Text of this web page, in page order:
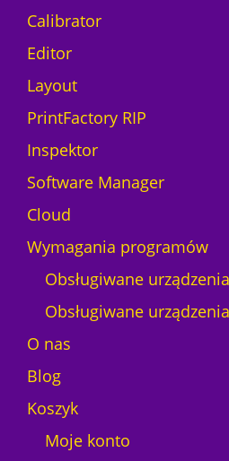
Calibrator
Editor
Layout
PrintFactory RIP
Inspektor
Software Manager
Cloud
Wymagania programów
Obsługiwane
Obsługiwane
O nas
Blog
Koszyk
Moje konto